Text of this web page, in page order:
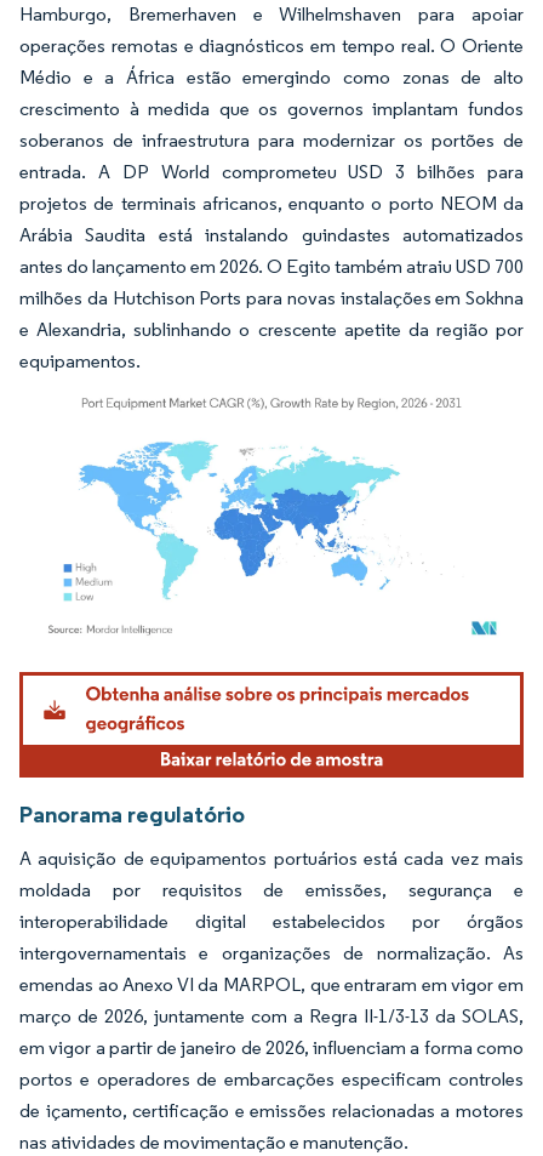
Hamburgo, Bremerhaven e Wilhelmshaven para apoiar
operações remotas e diagnósticos em tempo real. O Oriente
Médio e a África estão emergindo como zonas de alto
crescimento à medida que os governos implantam fundos
soberanos de infraestrutura para modernizar os portões de
entrada. A DP World comprometeu USD 3 bilhões para
projetos de terminais africanos, enquanto o porto NEOM da
Arábia Saudita está instalando guindastes automatizados
antes do lançamento em 2026. O Egito também atraiu USD 700
milhões da Hutchison Ports para novas instalações em Sokhna
e Alexandria, sublinhando o crescente apetite da região por
equipamentos.
Imagem © Mordor Intelligence. O reuso requer atribuição conforme CC BY 4.0.
Panorama regulatório
A aquisição de equipamentos portuários está cada vez mais
moldada por requisitos de emissões, segurança e
interoperabilidade digital estabelecidos por órgãos
intergovernamentais e organizações de normalização. As
emendas ao Anexo VI da MARPOL, que entraram em vigor em
março de 2026, juntamente com a Regra II-1/3-13 da SOLAS,
em vigor a partir de janeiro de 2026, influenciam a forma como
portos e operadores de embarcações especificam controles
de içamento, certificação e emissões relacionadas a motores
nas atividades de movimentação e manutenção.